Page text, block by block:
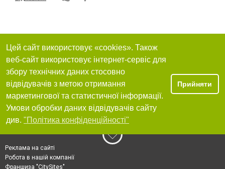
Цей сайт використовує «cookies». Також
веб-сайт використовує інтернет-сервіс для
збору технічних даних стосовно
відвідувачів з метою отримання
маркетингової та статистичної інформації.
Умови обробки даних відвідувачів сайту
див. "Політика конфіденційності"
Прийняти
Реклама на сайті
Робота в нашій компанії
Франшиза "CitySites"